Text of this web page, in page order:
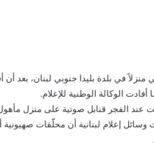
منزلاً في بلدة بليدا جنوبي لبنان، بعد
الوكالة الوطنية للإعلام.
عند الفجر قنابل صوتية على منزل مأهول
وسائل إعلام لبنانية أن محلّقات